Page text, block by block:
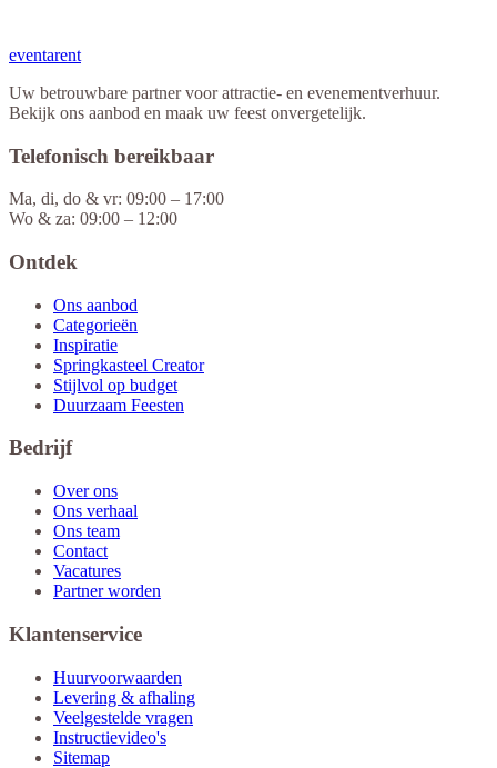
eventarent
Uw betrouwbare partner voor attractie- en evenementverhuur.
Bekijk ons aanbod en maak uw feest onvergetelijk.
Telefonisch bereikbaar
Ma, di, do & vr: 09:00 – 17:00
Wo & za: 09:00 – 12:00
Ontdek
Ons aanbod
Categorieën
Inspiratie
Springkasteel Creator
Stijlvol op budget
Duurzaam Feesten
Bedrijf
Over ons
Ons verhaal
Ons team
Contact
Vacatures
Partner worden
Klantenservice
Huurvoorwaarden
Levering & afhaling
Veelgestelde vragen
Instructievideo's
Sitemap